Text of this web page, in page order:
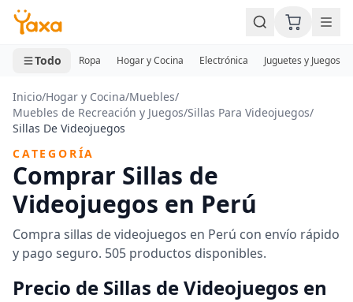
MINI CARRITO
0 productos
Todo Ropa Hogar y Cocina Electrónica Juguetes y Juegos
Inicio/Hogar y Cocina/Muebles/
Muebles de Recreación y Juegos/Sillas Para Videojuegos/
Sillas De Videojuegos
CATEGORÍA
Comprar Sillas de
Videojuegos en Perú
Compra sillas de videojuegos en Perú con envío rápido
y pago seguro. 505 productos disponibles.
Precio de Sillas de Videojuegos en